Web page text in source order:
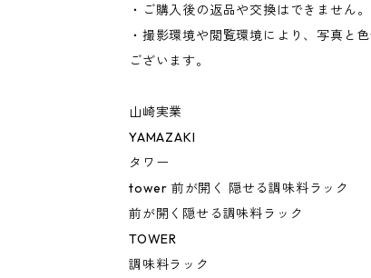
・ご購入後の返品や交換はできません。
・撮影環境や閲覧環境により、写真と
ございます。
山崎実業
YAMAZAKI
タワー
tower 前が開く 隠せる調味料ラック
前が開く隠せる調味料ラック
TOWER
調味料ラック